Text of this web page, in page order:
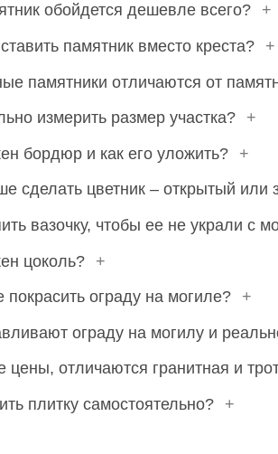
обойдется дешевле всего?
+
памятник вместо креста?
+
памятники отличаются от
измерить размер участка?
+
бордюр и как его уложить?
+
сделать цветник – открытый
вазочку, чтобы ее не украли с
цоколь?
+
ограду на могиле?
+
ограду на могилу и
цены, отличаются гранитная и
плитку самостоятельно?
+